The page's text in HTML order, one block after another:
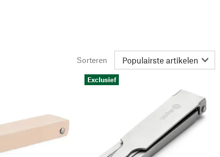
Sorteren
Exclusief